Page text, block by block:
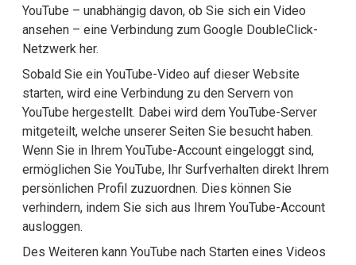
YouTube – unabhängig davon, ob Sie sich ein Video
ansehen – eine Verbindung zum Google DoubleClick-
Netzwerk her.
Sobald Sie ein YouTube-Video auf dieser Website
starten, wird eine Verbindung zu den Servern von
YouTube hergestellt. Dabei wird dem YouTube-Server
mitgeteilt, welche unserer Seiten Sie besucht haben.
Wenn Sie in Ihrem YouTube-Account eingeloggt sind,
ermöglichen Sie YouTube, Ihr Surfverhalten direkt Ihrem
persönlichen Profil zuzuordnen. Dies können Sie
verhindern, indem Sie sich aus Ihrem YouTube-Account
ausloggen.
Des Weiteren kann YouTube nach Starten eines Videos